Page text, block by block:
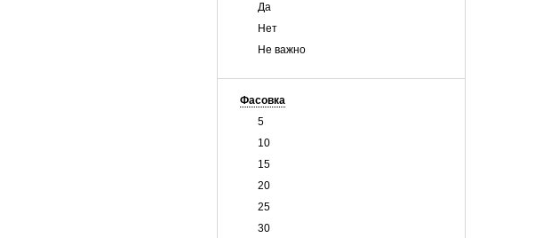
Да
Нет
Не важно
Фасовка
5
10
15
20
25
30